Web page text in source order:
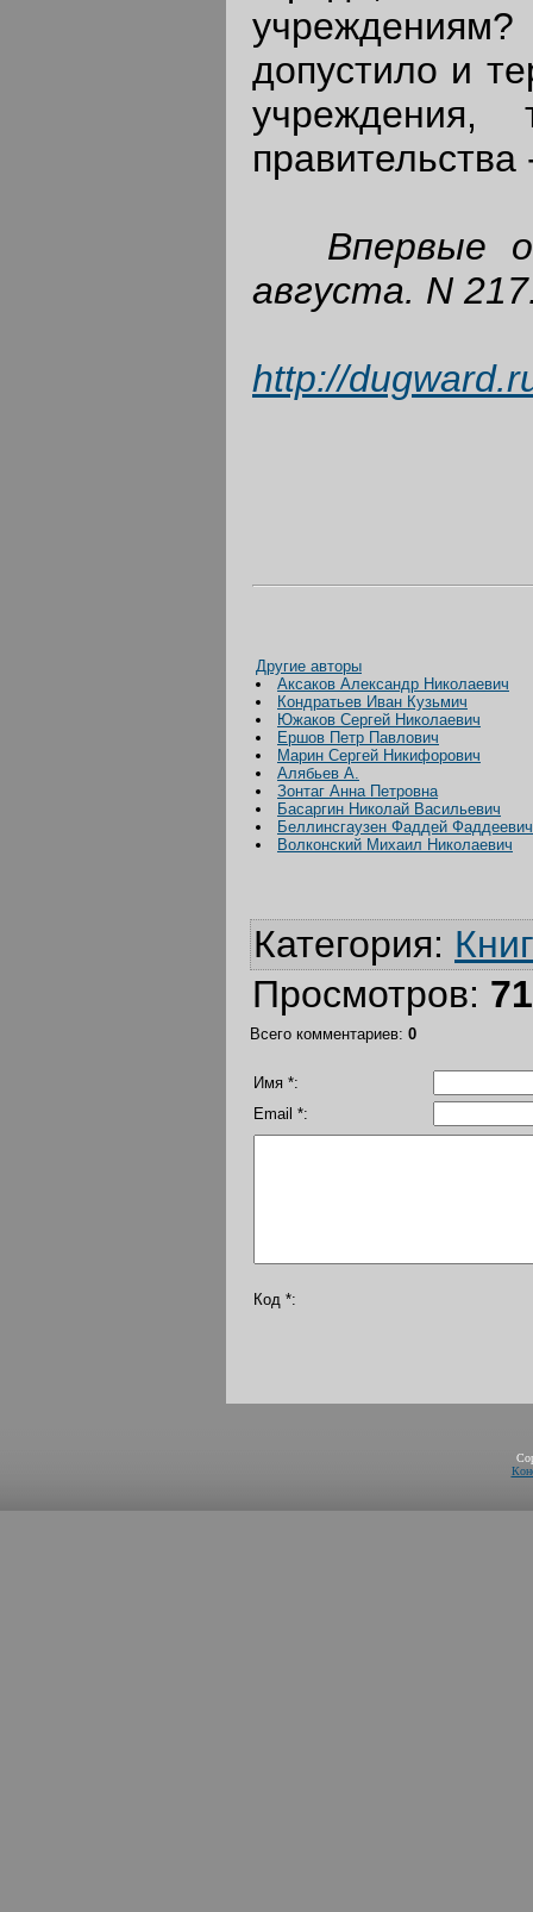
допустило и
Впервые
августа. N
http://
Другие авторы
Аксаков Александр Николаевич
Кондратьев Иван Кузьмич
Южаков Сергей Николаевич
Ершов Петр Павлович
Марин Сергей Никифорович
Алябьев А.
Зонтаг Анна Петровна
Басаргин Николай Васильевич
Беллинсгаузен Фаддей Фаддеевич
Волконский Михаил Николаевич
Категория:
Просмотров:
Всего комментариев: 0
Имя *:
Email *:
Код *: